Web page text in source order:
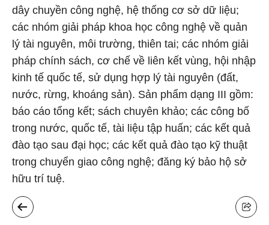
dây chuyền công nghệ, hệ thống cơ sở dữ liệu;
các nhóm giải pháp khoa học công nghệ về quản
lý tài nguyên, môi trường, thiên tai; các nhóm giải
pháp chính sách, cơ chế về liên kết vùng, hội nhập
kinh tế quốc tế, sử dụng hợp lý tài nguyên (đất,
nước, rừng, khoáng sản). Sản phẩm dạng III gồm:
báo cáo tổng kết; sách chuyên khảo; các công bố
trong nước, quốc tế, tài liệu tập huấn; các kết quả
đào tạo sau đại học; các kết quả đào tạo kỹ thuật
trong chuyển giao công nghệ; đăng ký bảo hộ sở
hữu trí tuệ.